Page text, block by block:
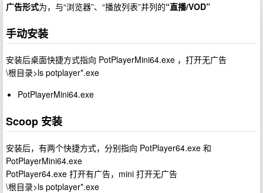
广告形式为，与“浏览器”、“播放列表”并列的“直播/VOD”
手动安装
安装后桌面快捷方式指向 PotPlayerMini64.exe ，打开无广告
\根目录>ls potplayer*.exe
PotPlayerMini64.exe
Scoop 安装
安装后，有两个快捷方式，分别指向 PotPlayer64.exe 和
PotPlayerMini64.exe
PotPlayer64.exe 打开有广告，mini 打开无广告
\根目录>ls potplayer*.exe